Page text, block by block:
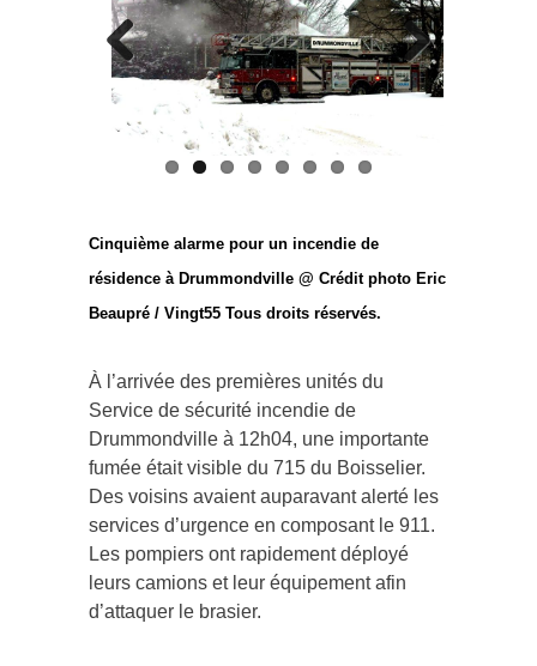
Previous Next
Cinquième alarme pour un incendie de
résidence à Drummondville @ Crédit photo Eric
Beaupré / Vingt55 Tous droits réservés.
À l’arrivée des premières unités du
Service de sécurité incendie de
Drummondville à 12h04, une importante
fumée était visible du 715 du Boisselier.
Des voisins avaient auparavant alerté les
services d’urgence en composant le 911.
Les pompiers ont rapidement déployé
leurs camions et leur équipement afin
d’attaquer le brasier.